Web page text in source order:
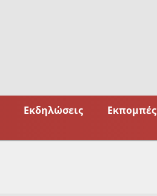
Εκδηλώσεις Εκπομπές